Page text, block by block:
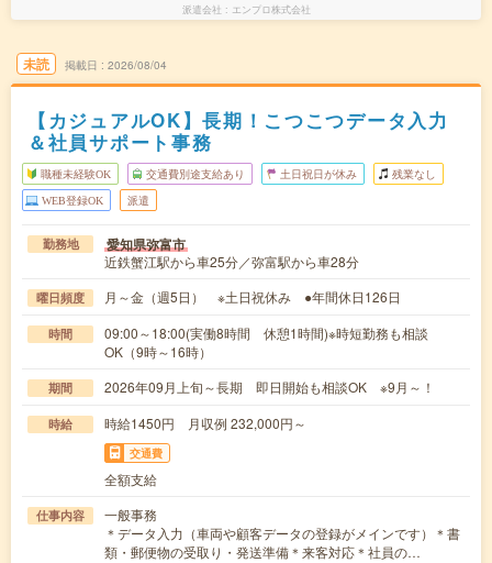
派遣会社 エンプロ株式会社
未読 掲載日 2026/08/04
【カジュアルOK】長期！こつこつデータ入力
＆社員サポート事務
職種未経験OK 交通費別途支給あり 土日祝日が休み 残業なし
WEB登録OK 派遣
勤務地 愛知県弥富市
近鉄蟹江駅から車25分／弥富駅から車28分
曜日頻度 月～金（週5日） ※土日祝休み ●年間休日126日
時間
09:00～18:00(実働8時間 休憩1時間)※時短勤務も相談
OK（9時～16時）
期間 2026年09月上旬～長期 即日開始も相談OK ※9月～！
時給 時給1450円 月収例 232,000円～
交通費
全額支給
仕事内容
一般事務
＊データ入力（車両や顧客データの登録がメインです）＊書
類・郵便物の受取り・発送準備＊来客対応＊社員の…